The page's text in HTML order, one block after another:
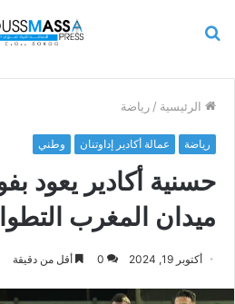
الرئيسية / رياضة
رياضة عمالة أكادير إداوتنان وطني
حسنية أكادير يعود
ميدان المغرب
أكتوبر 19, 2024 0 أقل من دقيقة